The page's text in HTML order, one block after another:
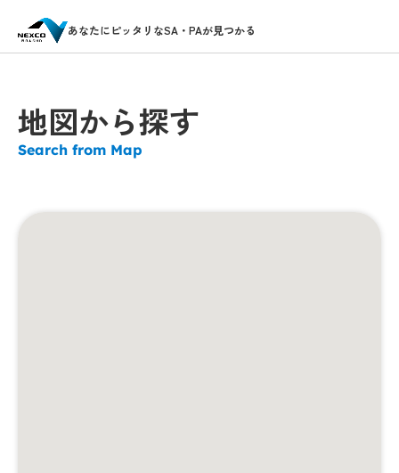
あなたにピッタリなSA・PAが見つかる
地図から探す
Search from Map